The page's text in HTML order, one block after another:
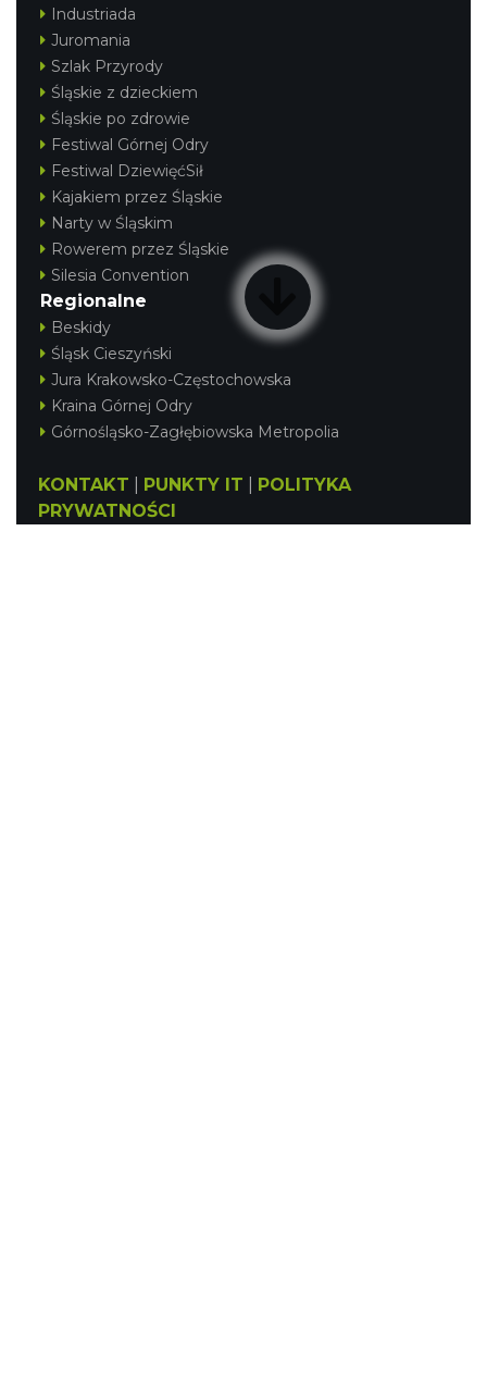
Industriada
Juromania
Szlak Przyrody
Śląskie z dzieckiem
Śląskie po zdrowie
Festiwal Górnej Odry
Festiwal DziewięćSił
Kajakiem przez Śląskie
Narty w Śląskim
Rowerem przez Śląskie
Silesia Convention
Regionalne
Beskidy
Śląsk Cieszyński
Jura Krakowsko-Częstochowska
Kraina Górnej Odry
Górnośląsko-Zagłębiowska Metropolia
KONTAKT PUNKTY IT
POLITYKA
PRYWATNOŚCI